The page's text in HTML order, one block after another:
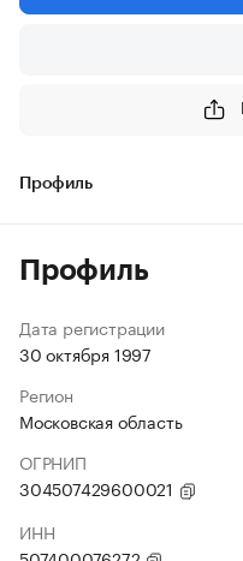
Профиль
Профиль
Дата регистрации
30 октября 1997
Регион
Московская область
ОГРНИП
304507429600021
ИНН